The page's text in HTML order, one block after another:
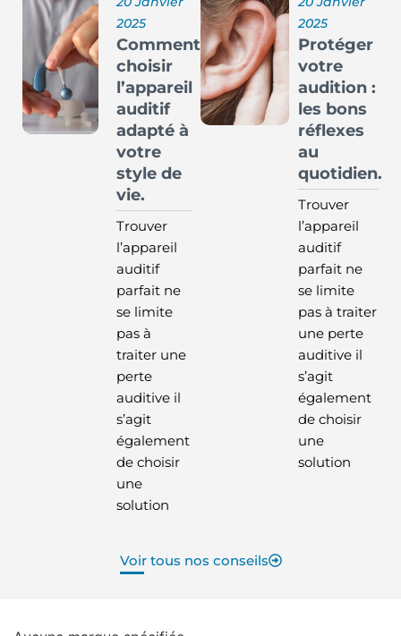
2025
Comment
choisir
l’appareil
auditif
adapté à
votre
style de
vie.
Trouver
l’appareil
auditif
parfait ne
se limite
pas à
traiter une
perte
auditive il
s’agit
également
de choisir
une
solution
2025
Protéger
votre
audition :
les bons
réflexes
au
quotidien.
Trouver
l’appareil
auditif
parfait ne
se limite
pas à traiter
une perte
auditive il
s’agit
également
de choisir
une
solution
Voir tous nos conseils